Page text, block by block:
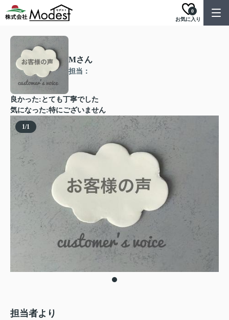
お気に入り
0
Mさん
担当：
良かった:とても丁寧でした
気になった:特にございません
1/1
担当者より